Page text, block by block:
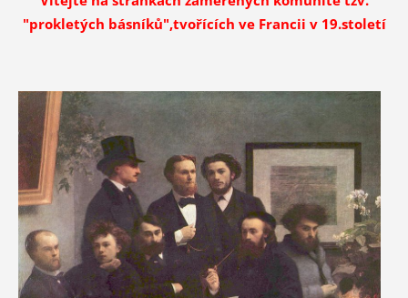
"prokletých básníků",tvořících ve Francii v 19.století